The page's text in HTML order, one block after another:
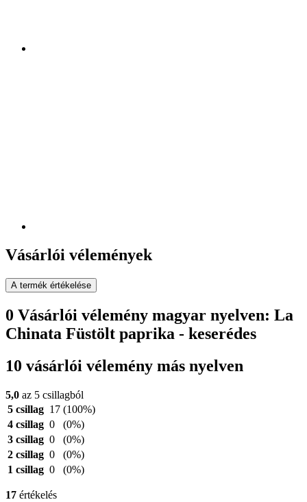
Vásárlói vélemények
A termék értékelése
0 Vásárlói vélemény magyar nyelven: La
Chinata Füstölt paprika - keserédes
10 vásárlói vélemény más nyelven
5,0 az 5 csillagból
5 csillag 17 (100%)
4 csillag 0
(0%)
3 csillag 0
(0%)
2 csillag 0
(0%)
1 csillag 0 (0%)
17 értékelés